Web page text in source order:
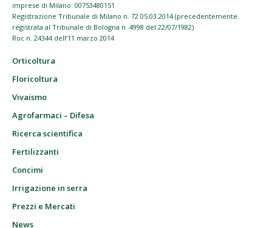
imprese di Milano: 00753480151
Registrazione Tribunale di Milano n. 72 05.03.2014 (precedentemente
registrata al Tribunale di Bologna n. 4998 del 22/07/1982)
Roc n. 24344 dell’11 marzo 2014
Orticoltura
Floricoltura
Vivaismo
Agrofarmaci – Difesa
Ricerca scientifica
Fertilizzanti
Concimi
Irrigazione in serra
Prezzi e Mercati
News